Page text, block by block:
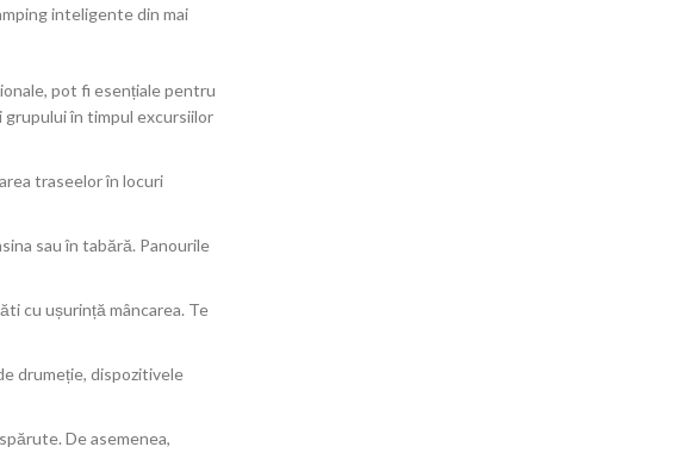
inteligente din mai
pot fi esențiale pentru
grupului în timpul excursiilor
traseelor în locuri
sau în tabără. Panourile
cu ușurință mâncarea. Te
drumeție, dispozitivele
De asemenea,